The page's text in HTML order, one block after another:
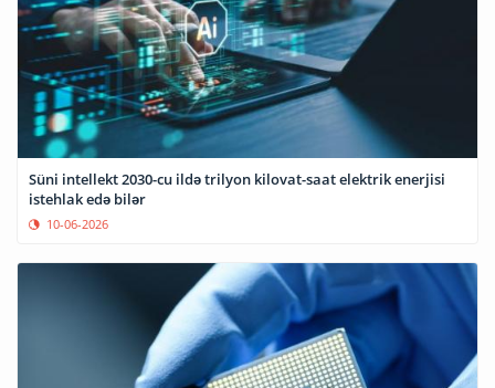
Süni intellekt 2030-cu ildə trilyon kilovat-saat elektrik enerjisi
istehlak edə bilər
10-06-2026